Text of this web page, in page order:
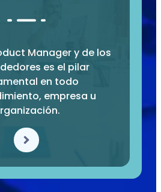
Manager y de los
es el pilar
en todo
empresa u